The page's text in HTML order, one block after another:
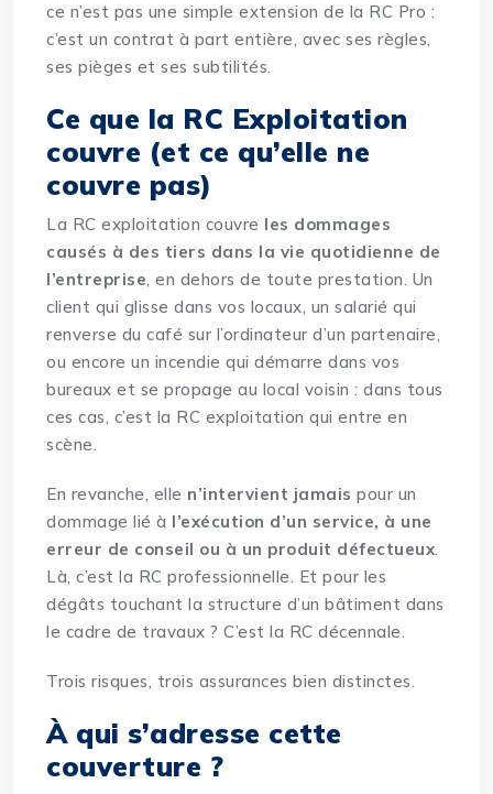
ce n’est pas une simple extension de la RC Pro :
c’est un contrat à part entière, avec ses règles,
ses pièges et ses subtilités.
Ce que la RC Exploitation
couvre (et ce qu’elle ne
couvre pas)
La RC exploitation couvre les dommages
causés à des tiers dans la vie quotidienne de
l’entreprise, en dehors de toute prestation. Un
client qui glisse dans vos locaux, un salarié qui
renverse du café sur l’ordinateur d’un partenaire,
ou encore un incendie qui démarre dans vos
bureaux et se propage au local voisin : dans tous
ces cas, c’est la RC exploitation qui entre en
scène.
En revanche, elle n’intervient jamais pour un
dommage lié à l’exécution d’un service, à une
erreur de conseil ou à un produit défectueux.
Là, c’est la RC professionnelle. Et pour les
dégâts touchant la structure d’un bâtiment dans
le cadre de travaux ? C’est la RC décennale.
Trois risques, trois assurances bien distinctes.
À qui s’adresse cette
couverture ?